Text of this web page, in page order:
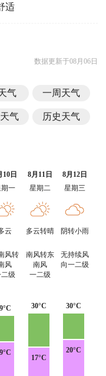
适
数据更新于08月06日
气 一周天气
气 历史天气
10日 8月11日
8月12日
一 星期二 星期三
云 多云转晴 阴转小雨
风转
风
级
南风转东
南风
一二级
无持续风
向一二级
30°C
17°C
30°C
20°C